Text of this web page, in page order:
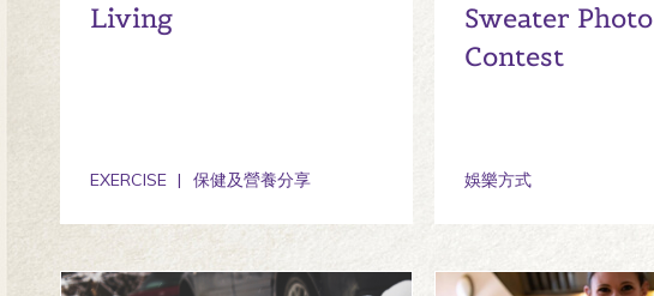
Living
EXERCISE 保健及營養分享
Sweater Photo
Contest
娛樂方式